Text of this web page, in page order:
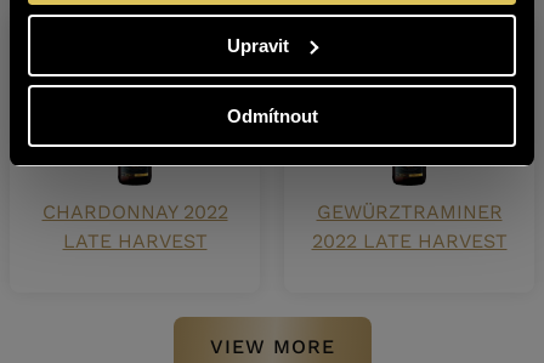
Upravit
Odmítnout
CHARDONNAY 2022
LATE HARVEST
GEWÜRZTRAMINER
2022 LATE HARVEST
VIEW MORE